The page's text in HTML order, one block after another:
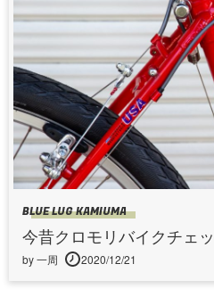
BLUE LUG KAMIUMA
今昔クロモリバイクチェ
by 一周 2020/12/21